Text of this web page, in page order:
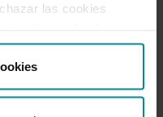
las cookies
más información, así
cualquier momento
.
de comisión por